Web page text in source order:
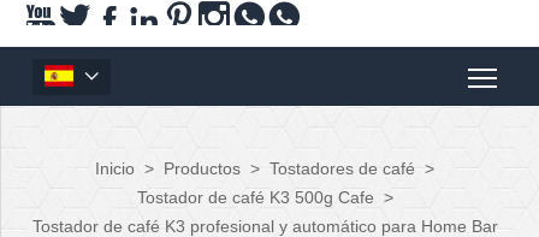
     

Inicio > Productos > Tostadores de café >
Tostador de café K3 500g Cafe >
Tostador de café K3 profesional y automático para Home Bar